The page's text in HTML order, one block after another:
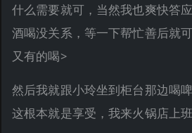
什么需要就可，当然我也爽快答
酒喝没关系，等一下帮忙善后就
又有的喝>
然后我就跟小玲坐到柜台那边喝
这根本就是享受，我来火锅店上